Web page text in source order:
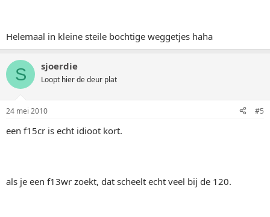
Helemaal in kleine steile bochtige weggetjes haha
S sjoerdie
Loopt hier de deur plat
24 mei 2010 #5
een f15cr is echt idioot kort.
als je een f13wr zoekt, dat scheelt echt veel bij de 120.